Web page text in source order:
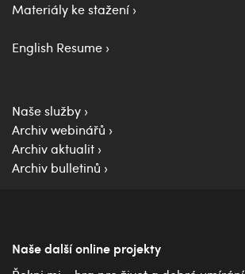
Materiály ke stažení
English Resume
Naše služby
Archiv webinářů
Archiv aktualit
Archiv bulletinů
Naše další online projekty